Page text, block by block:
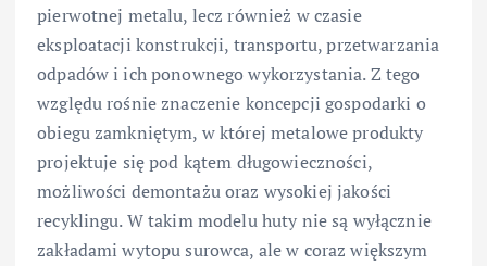
pierwotnej metalu, lecz również w czasie
eksploatacji konstrukcji, transportu, przetwarzania
odpadów i ich ponownego wykorzystania. Z tego
względu rośnie znaczenie koncepcji gospodarki o
obiegu zamkniętym, w której metalowe produkty
projektuje się pod kątem długowieczności,
możliwości demontażu oraz wysokiej jakości
recyklingu. W takim modelu huty nie są wyłącznie
zakładami wytopu surowca, ale w coraz większym